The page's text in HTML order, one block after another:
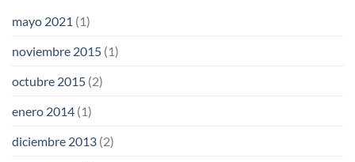
mayo 2021 (1)
noviembre 2015 (1)
octubre 2015 (2)
enero 2014 (1)
diciembre 2013 (2)